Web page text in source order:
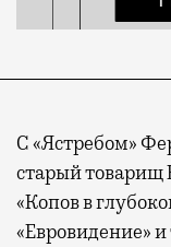
С «Ястребом»
старый товарищ
«Копов в
«Евровидение» и